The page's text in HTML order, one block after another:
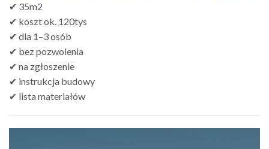
✔ 35m2
✔ koszt ok. 120tys
✔ dla 1–3 osób
✔ bez pozwolenia
✔ na zgłoszenie
✔ instrukcja budowy
✔ lista materiałów